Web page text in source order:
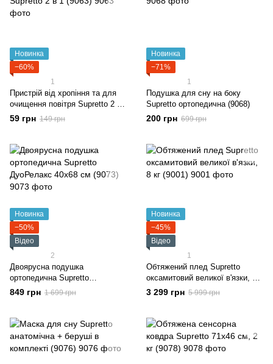
Новинка
−60%
1
Пристрій від хропіння та для
очищення повітря Supretto 2 в
1 (9063)
59 грн 149 грн
Новинка
−71%
1
Подушка для сну на боку
Supretto ортопедична (9068)
200 грн 699 грн
Новинка
−50%
Відео
2
Двоярусна подушка
ортопедична Supretto
ДуоРелакс 40x68 см (9073)
849 грн 1 699 грн
Новинка
−45%
Відео
1
Обтяжений плед Supretto
оксамитовий великої в'язки, 8
кг (9001)
3 299 грн 5 999 грн